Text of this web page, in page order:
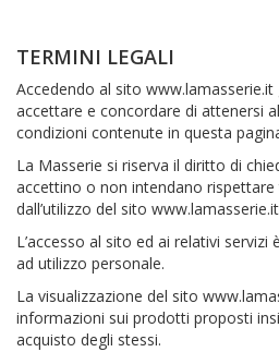
TERMINI LEGALI
Accedendo al sito
accettare e concordare di attenersi
condizioni contenute in questa
La Masserie si riserva il diritto di
accettino o non intendano
dall’utilizzo del sito
L’accesso al sito ed ai relativi
ad utilizzo personale.
La visualizzazione del sito
informazioni sui prodotti proposti
acquisto degli stessi.